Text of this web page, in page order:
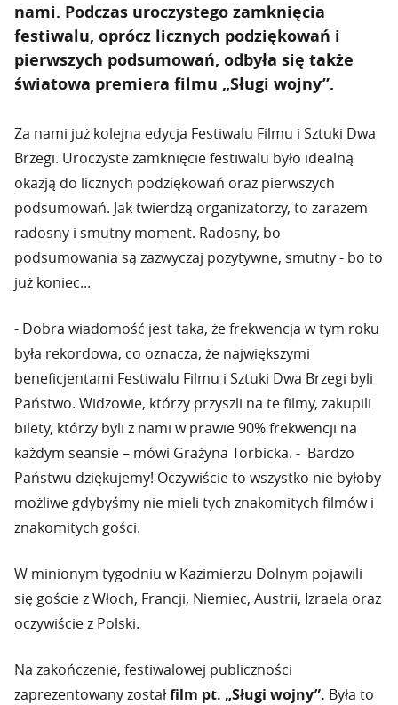
nami. Podczas uroczystego zamknięcia
festiwalu, oprócz licznych podziękowań i
pierwszych podsumowań, odbyła się także
światowa premiera filmu „Sługi wojny”.
Za nami już kolejna edycja Festiwalu Filmu i Sztuki Dwa
Brzegi. Uroczyste zamknięcie festiwalu było idealną
okazją do licznych podziękowań oraz pierwszych
podsumowań. Jak twierdzą organizatorzy, to zarazem
radosny i smutny moment. Radosny, bo
podsumowania są zazwyczaj pozytywne, smutny - bo to
już koniec...
- Dobra wiadomość jest taka, że frekwencja w tym roku
była rekordowa, co oznacza, że największymi
beneficjentami Festiwalu Filmu i Sztuki Dwa Brzegi byli
Państwo. Widzowie, którzy przyszli na te filmy, zakupili
bilety, którzy byli z nami w prawie 90% frekwencji na
każdym seansie – mówi Grażyna Torbicka. - Bardzo
Państwu dziękujemy! Oczywiście to wszystko nie byłoby
możliwe gdybyśmy nie mieli tych znakomitych filmów i
znakomitych gości.
W minionym tygodniu w Kazimierzu Dolnym pojawili
się goście z Włoch, Francji, Niemiec, Austrii, Izraela oraz
oczywiście z Polski.
Na zakończenie, festiwalowej publiczności
zaprezentowany zostałfilm pt. „Sługi wojny”. Była to